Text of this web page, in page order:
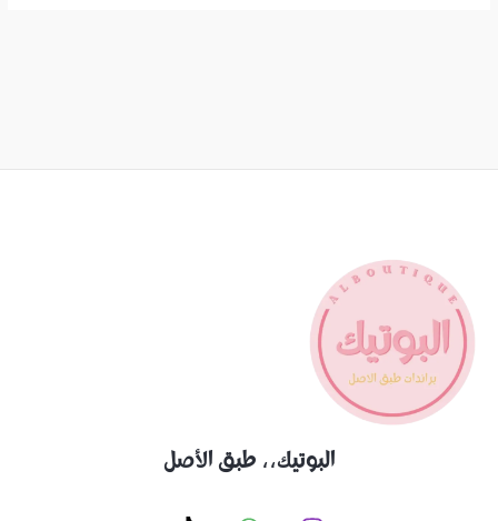
البوتيك،، طبق الأصل